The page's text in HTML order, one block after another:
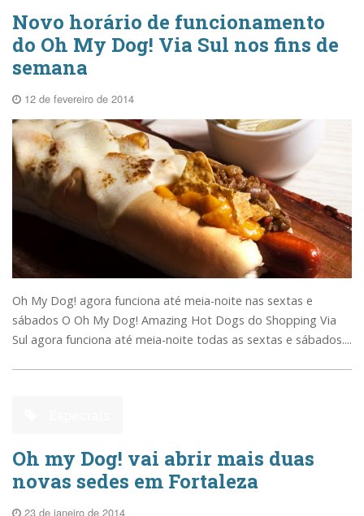
Novo horário de funcionamento
do Oh My Dog! Via Sul nos fins de
semana
12 de fevereiro de 2014
Oh My Dog! agora funciona até meia-noite nas sextas e
sábados O Oh My Dog! Amazing Hot Dogs do Shopping Via
Sul agora funciona até meia-noite todas as sextas e sábados....
Oh my Dog! vai abrir mais duas
novas sedes em Fortaleza
23 de janeiro de 2014